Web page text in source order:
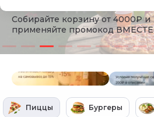
Собирайте корзину от 4000₽ и
применяйте промокод ВМЕСТЕ
Пиццы Бургеры